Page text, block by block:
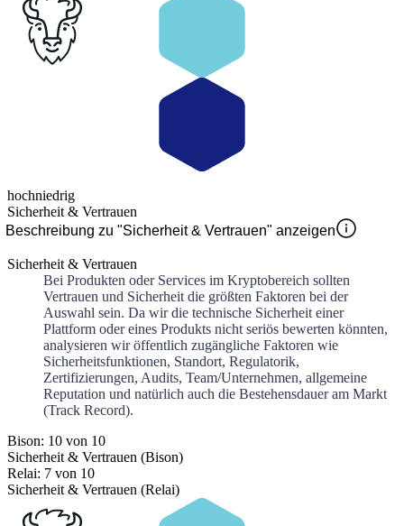
hochniedrig
Sicherheit & Vertrauen
Beschreibung zu "Sicherheit & Vertrauen" anzeigen
Sicherheit & Vertrauen
Bei Produkten oder Services im Kryptobereich sollten
Vertrauen und Sicherheit die größten Faktoren bei der
Auswahl sein. Da wir die technische Sicherheit einer
Plattform oder eines Produkts nicht seriös bewerten könnten,
analysieren wir öffentlich zugängliche Faktoren wie
Sicherheitsfunktionen, Standort, Regulatorik,
Zertifizierungen, Audits, Team/Unternehmen, allgemeine
Reputation und natürlich auch die Bestehensdauer am Markt
(Track Record).
Bison: 10 von 10
Sicherheit & Vertrauen (Bison)
Relai: 7 von 10
Sicherheit & Vertrauen (Relai)